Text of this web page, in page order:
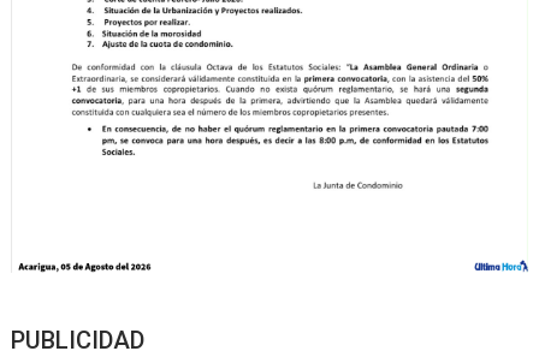
PUBLICIDAD